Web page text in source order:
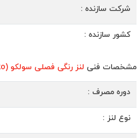
شرکت سازنده :
کشور سازنده :
مشخصات فنی لنز رنگی فصلی سولکو (Soleko)
دوره مصرف :
نوع لنز :